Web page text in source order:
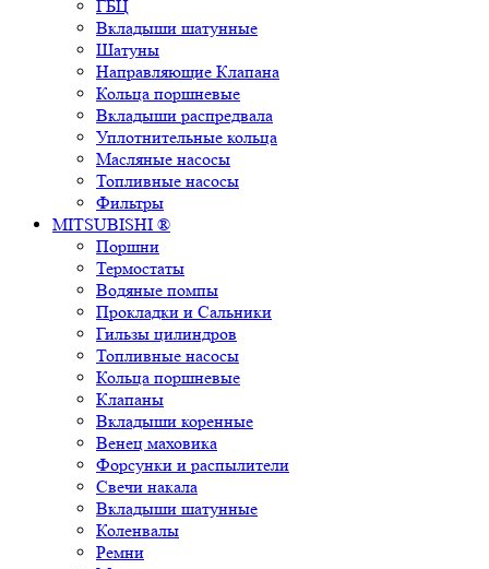
ГБЦ
Вкладыши шатунные
Шатуны
Направляющие Клапана
Кольца поршневые
Вкладыши распредвала
Уплотнительные кольца
Масляные насосы
Топливные насосы
Фильтры
MITSUBISHI ®
Поршни
Термостаты
Водяные помпы
Прокладки и Сальники
Гильзы цилиндров
Топливные насосы
Кольца поршневые
Клапаны
Вкладыши коренные
Венец маховика
Форсунки и распылители
Свечи накала
Вкладыши шатунные
Коленвалы
Ремни